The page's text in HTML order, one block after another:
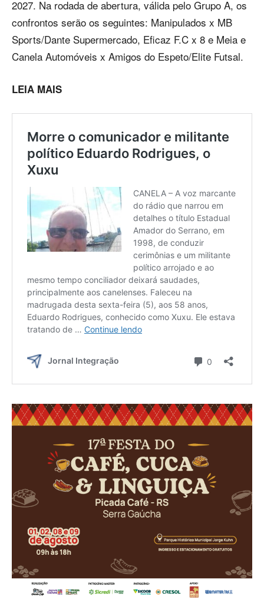
2027. Na rodada de abertura, válida pelo Grupo A, os
confrontos serão os seguintes: Manipulados x MB
Sports/Dante Supermercado, Eficaz F.C x 8 e Meia e
Canela Automóveis x Amigos do Espeto/Elite Futsal.
LEIA MAIS